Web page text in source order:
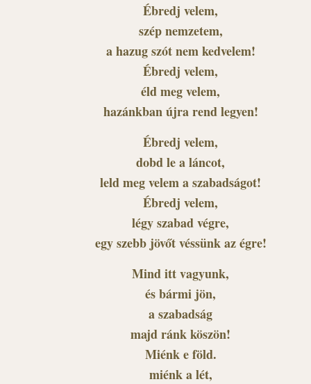
Ébredj velem,
szép nemzetem,
a hazug szót nem kedvelem!
Ébredj velem,
éld meg velem,
hazánkban újra rend legyen!
Ébredj velem,
dobd le a láncot,
leld meg velem a szabadságot!
Ébredj velem,
légy szabad végre,
egy szebb jövőt véssünk az égre!
Mind itt vagyunk,
és bármi jön,
a szabadság
majd ránk köszön!
Miénk e föld.
miénk a lét,